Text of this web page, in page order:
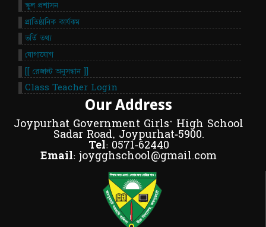
Our Address
Joypurhat Government Girls' High School
Sadar Road, Joypurhat-5900.
Tel: 0571-62440
Email: joygghschool@gmail.com
স্কুল প্রশাসন
প্রাতিষ্ঠানিক কার্যকম
ভর্তি তথ্য
যোগাযোগ
[[ রেজাল্ট অনুসন্ধান ]]
Class Teacher Login